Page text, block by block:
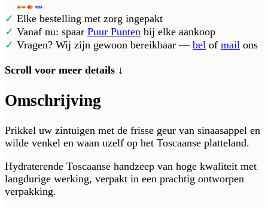
✓ Elke bestelling met zorg ingepakt
✓ Vanaf nu: spaar Puur Punten bij elke aankoop
✓ Vragen? Wij zijn gewoon bereikbaar — bel of mail ons
Scroll voor meer details ↓
Omschrijving
Prikkel uw zintuigen met de frisse geur van sinaasappel en
wilde venkel en waan uzelf op het Toscaanse platteland.
Hydraterende Toscaanse handzeep van hoge kwaliteit met
langdurige werking, verpakt in een prachtig ontworpen
verpakking.